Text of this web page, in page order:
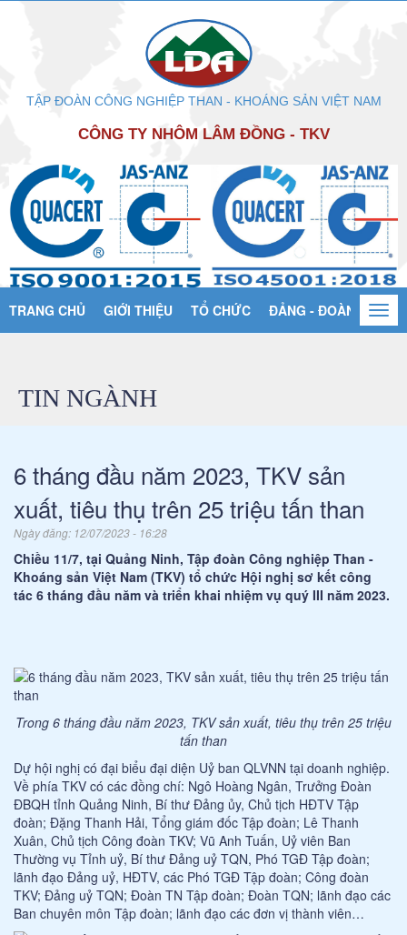
TẬP ĐOÀN CÔNG NGHIỆP THAN - KHOÁNG SẢN VIỆT NAM
CÔNG TY NHÔM LÂM ĐỒNG - TKV
TRANG CHỦ GIỚI THIỆU TỔ CHỨC ĐẢNG - ĐOÀN THỂ
TIN NGÀNH
6 tháng đầu năm 2023, TKV sản
xuất, tiêu thụ trên 25 triệu tấn than
Ngày đăng: 12/07/2023 - 16:28
Chiều 11/7, tại Quảng Ninh, Tập đoàn Công nghiệp Than -
Khoáng sản Việt Nam (TKV) tổ chức Hội nghị sơ kết công
tác 6 tháng đầu năm và triển khai nhiệm vụ quý III năm 2023.
Trong 6 tháng đầu năm 2023, TKV sản xuất, tiêu thụ trên 25 triệu
tấn than
Dự hội nghị có đại biểu đại diện Uỷ ban QLVNN tại doanh nghiệp.
Về phía TKV có các đồng chí: Ngô Hoàng Ngân, Trưởng Đoàn
ĐBQH tỉnh Quảng Ninh, Bí thư Đảng ủy, Chủ tịch HĐTV Tập
đoàn; Đặng Thanh Hải, Tổng giám đốc Tập đoàn; Lê Thanh
Xuân, Chủ tịch Công đoàn TKV; Vũ Anh Tuấn, Uỷ viên Ban
Thường vụ Tỉnh uỷ, Bí thư Đảng uỷ TQN, Phó TGĐ Tập đoàn;
lãnh đạo Đảng uỷ, HĐTV, các Phó TGĐ Tập đoàn; Công đoàn
TKV; Đảng uỷ TQN; Đoàn TN Tập đoàn; Đoàn TQN; lãnh đạo các
Ban chuyên môn Tập đoàn; lãnh đạo các đơn vị thành viên…